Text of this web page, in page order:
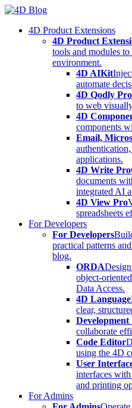
Skip
content4D Product Extensions
4D Product
tools and modules
environment.
4D AIKit
automate
4D Qodly Pro
to web
4D
components
Email,
applications.
4D Write Pro
documents
integrated AI
4D View Pro
spreadsheets
For Developers
For Developers
practical patterns
blog.
ORDA
object-
Data Access.
4D Language
clear,
Development
collaborate
Code Editor
using the 4D
User
interfaces
and printing
For Admins